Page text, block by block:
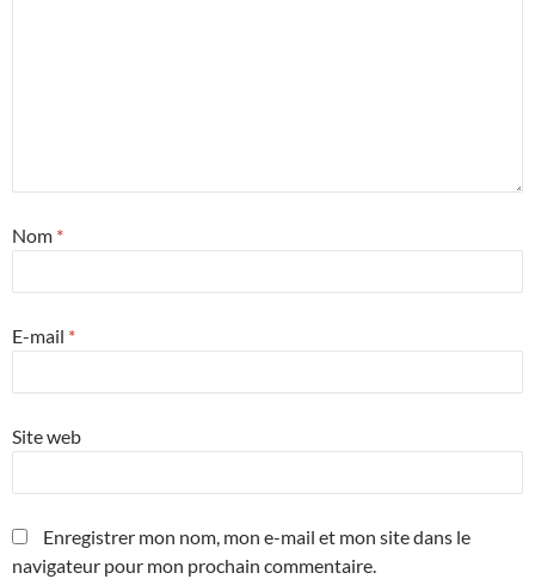
Nom *
E-mail *
Site web
Enregistrer mon nom, mon e-mail et mon site dans le
navigateur pour mon prochain commentaire.